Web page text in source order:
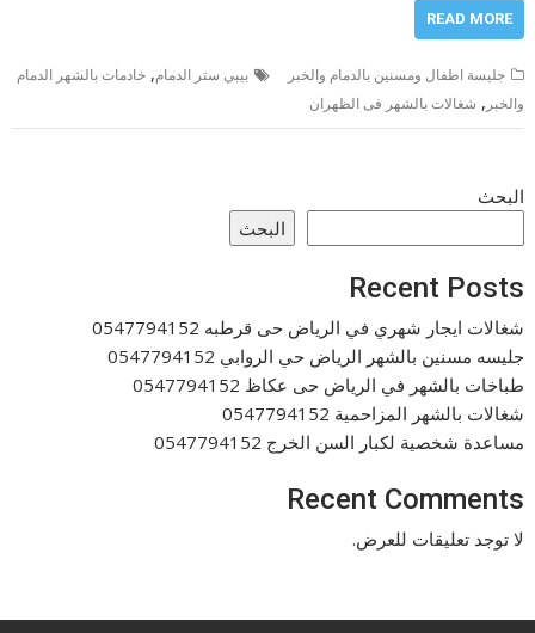
READ MORE
جليسة اطفال ومسنين بالدمام والخبر بيبي ستر الدمام,خادمات بالشهر الدمام
والخبر , شغالات بالشهر فى الظهران
البحث
البحث
Recent Posts
شغالات ايجار شهري في الرياض حى قرطبه 0547794152
جليسه مسنين بالشهر الرياض حي الروابي 0547794152
طباخات بالشهر في الرياض حى عكاظ 0547794152
شغالات بالشهر المزاحمية 0547794152
مساعدة شخصية لكبار السن الخرج 0547794152
Recent Comments
لا توجد تعليقات للعرض.